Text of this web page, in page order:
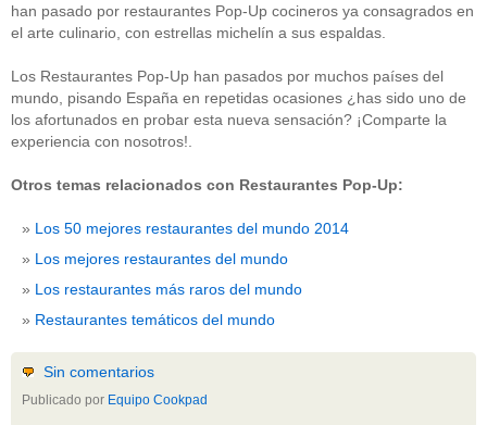
han pasado por restaurantes Pop-Up cocineros ya consagrados en
el arte culinario, con estrellas michelín a sus espaldas.
Los Restaurantes Pop-Up han pasados por muchos países del
mundo, pisando España en repetidas ocasiones ¿has sido uno de
los afortunados en probar esta nueva sensación? ¡Comparte la
experiencia con nosotros!.
Otros temas relacionados con Restaurantes Pop-Up:
Los 50 mejores restaurantes del mundo 2014
Los mejores restaurantes del mundo
Los restaurantes más raros del mundo
Restaurantes temáticos del mundo
Sin comentarios
Publicado por Equipo Cookpad